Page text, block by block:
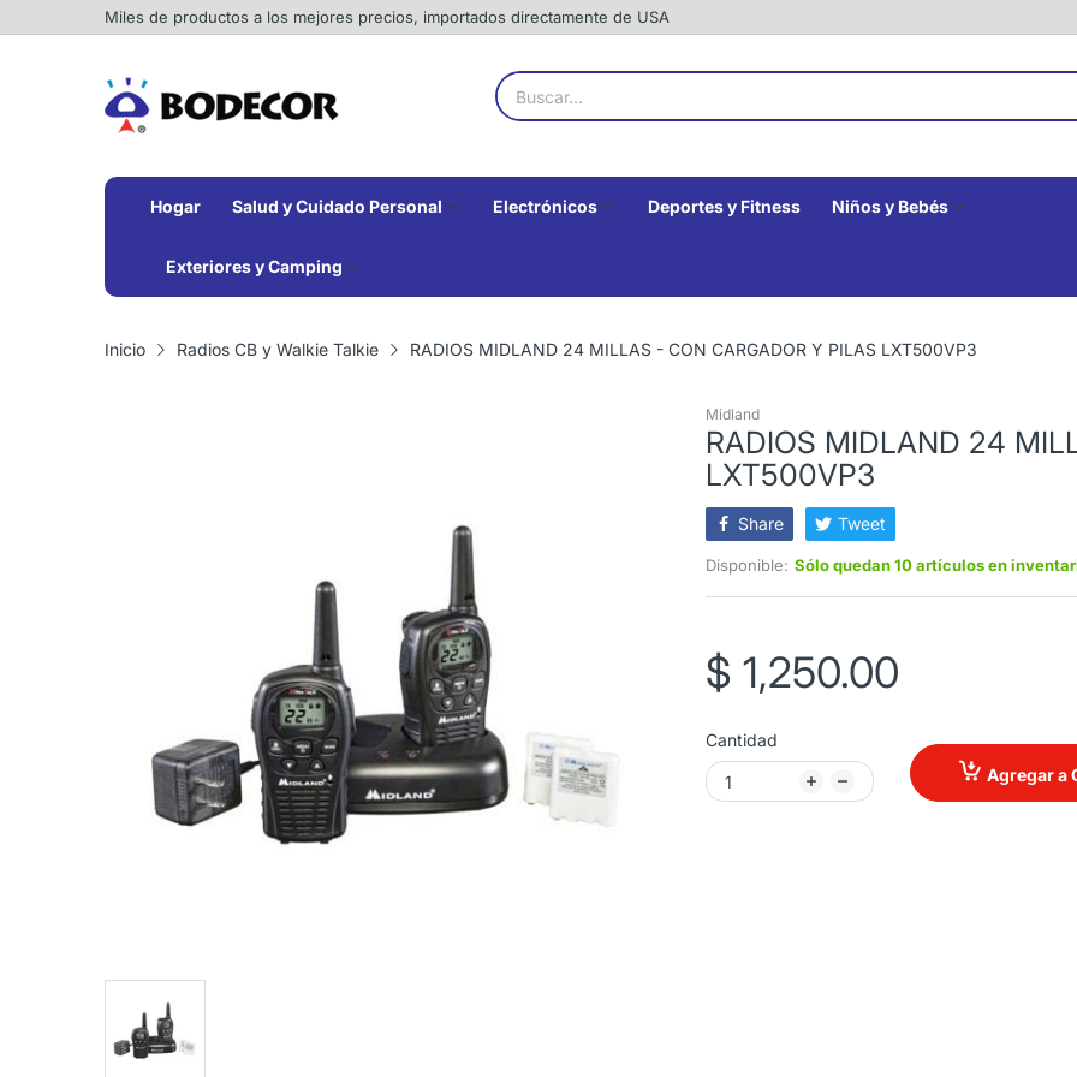
Miles de productos a los mejores precios, importados directamente de USA
Hogar Salud y Cuidado Personal Electrónicos Deportes y Fitness Niños y Bebés
Exteriores y Camping
Inicio Radios CB y Walkie Talkie RADIOS MIDLAND 24 MILLAS - CON CARGADOR Y PILAS LXT500VP3
Midland
RADIOS MIDLAND 24
LXT500VP3
Share Tweet
Disponible: Sólo quedan 10 artículos en
$ 1,250.00
Cantidad
Agregar a